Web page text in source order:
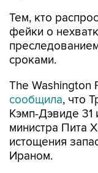
Тем, кто
фейки о
сроками.
The Washington
сообщила, что
Кэмп-Дэвиде 31
министра Пита
истощения
Ираном.